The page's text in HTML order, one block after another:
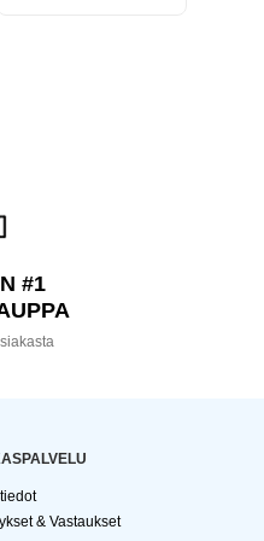
#1
& Vastaukset